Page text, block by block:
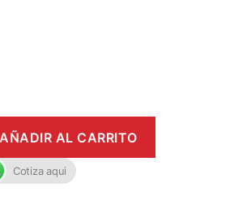
AÑADIR AL CARRITO
Cotiza aqui